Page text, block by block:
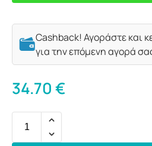
Cashback! Αγοράστε και
για την επόμενη αγορά
34.70€